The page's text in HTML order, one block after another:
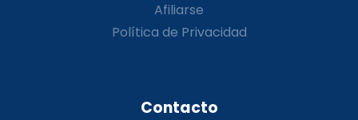
Afiliarse
Política de Privacidad
Contacto